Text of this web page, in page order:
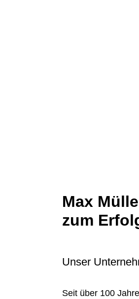
Max
zum
Unser
Seit über 100